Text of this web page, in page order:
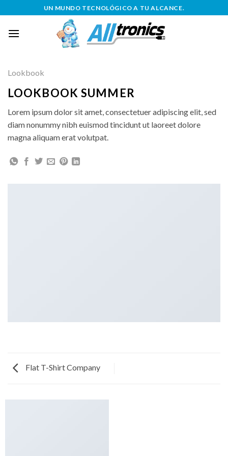
al
contenido
UN MUNDO TECNOLÓGICO A TU ALCANCE.
Lookbook
LOOKBOOK SUMMER
Lorem ipsum dolor sit amet, consectetuer adipiscing elit, sed
diam nonummy nibh euismod tincidunt ut laoreet dolore
magna aliquam erat volutpat.
Flat T-Shirt Company